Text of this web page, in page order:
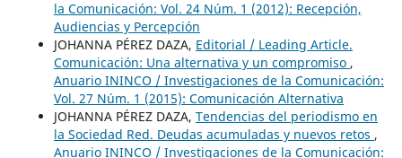
la Comunicación: Vol. 24 Núm. 1 (2012): Recepción,
Audiencias y Percepción
JOHANNA PÉREZ DAZA, Editorial / Leading Article.
Comunicación: Una alternativa y un compromiso ,
Anuario ININCO / Investigaciones de la Comunicación:
Vol. 27 Núm. 1 (2015): Comunicación Alternativa
JOHANNA PÉREZ DAZA, Tendencias del periodismo en
la Sociedad Red. Deudas acumuladas y nuevos retos ,
Anuario ININCO / Investigaciones de la Comunicación: